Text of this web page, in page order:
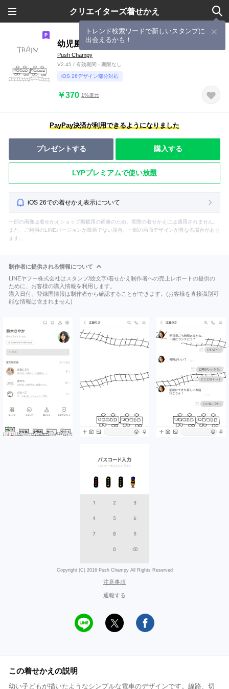
クリエイターズ着せかえ
トレンド検索ワードで新しいスタンプに
出会えるかも！
幼児風手書き電車
Push Champy
V2.45 / 有効期間 - 期限なし
iOS 26デザイン部分対応
￥370 1%還元
PayPay決済が利用できるようになりました
プレゼントする 購入する
LYPプレミアムで使い放題
iOS 26での着せかえ表示について
一部の画像は着せかえショップ掲載用の画像のため、実際の着せかえには適用されません。
また、ご利用のLINEバージョンが最新でない場合、一部の画面デザインが異なる場合があり
ます。
制作者に提供される情報について
LINEヤフー株式会社はスタンプ/絵文字/着せかえ制作者への売上レポートの提供の
ために、お客様の購入情報を利用します。
購入日付、登録国情報は制作者から確認することができます。(お客様を直接識別可
能な情報は含まれません)
Copyright (C) 2016 Push Champy All Rights Reserved
注意事項
通報する
この着せかえの説明
幼い子どもが描いたようなシンプルな電車のデザインです。線路、切